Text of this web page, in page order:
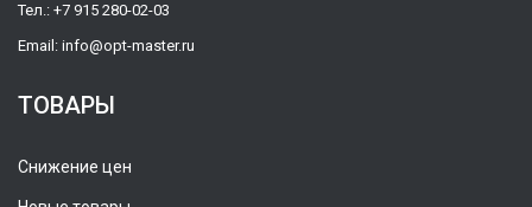
Тел.: +7 915 280-02-03
Email: info@opt-master.ru
ТОВАРЫ
Снижение цен